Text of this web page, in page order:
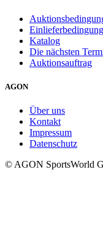
Katalog
Die nächsten
Auktionsauftrag
AGON
Über uns
Kontakt
Impressum
Datenschutz
© AGON SportsWorld